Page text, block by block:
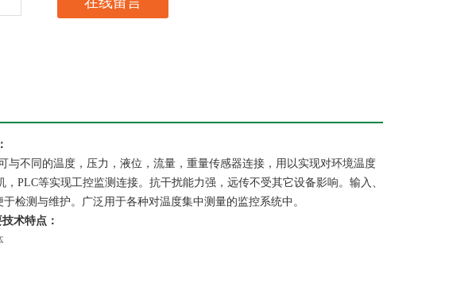
与不同的温度，压力，液位，流量，重量传感器连接，用以实现对环境温度
PLC等实现工控监测连接。抗干扰能力强，远传不受其它设备影响。输入、
检测与维护。广泛用于各种对温度集中测量的监控系统中。
术特点：